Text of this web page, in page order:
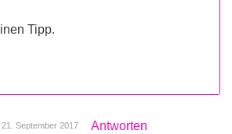
Tipp.
21. September 2017 Antworten